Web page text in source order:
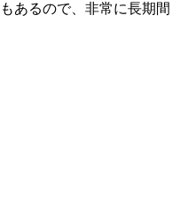
あるので、非常に長期間